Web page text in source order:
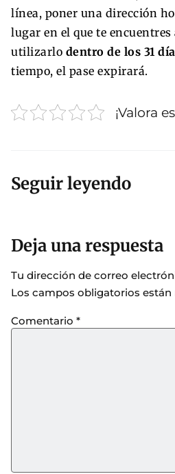
línea, poner una dirección
lugar en el que te
utilizarlo dentro de los 31
tiempo, el pase expirará.
¡Valora
Seguir leyendo
Deja una respuesta
Tu dirección de correo
Los campos obligatorios
Comentario *